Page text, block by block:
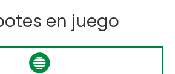
en juego